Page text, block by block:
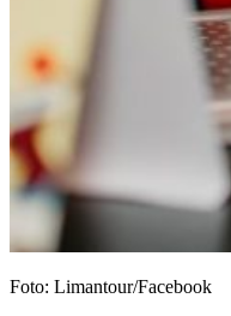
Foto: Limantour/Facebook